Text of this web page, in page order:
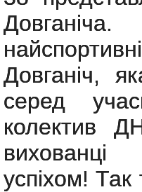
Довганіч,
серед
колектив
успіхом!